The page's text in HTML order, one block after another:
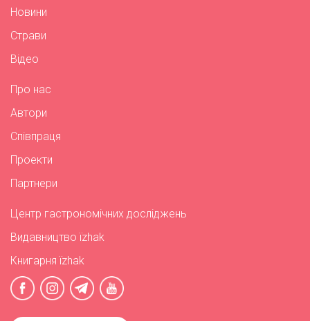
Новини
Страви
Відео
Про нас
Автори
Співпраця
Проекти
Партнери
Центр гастрономічних досліджень
Видавництво їzhak
Книгарня їzhak